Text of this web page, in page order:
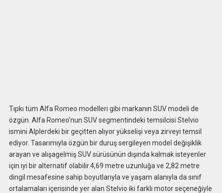
Tıpkı tüm Alfa Romeo modelleri gibi markanın SUV modeli de
özgün. Alfa Romeo’nun SUV segmentindeki temsilcisi Stelvio
ismini Alplerdeki bir geçitten alıyor yükselişi veya zirveyi temsil
ediyor. Tasarımıyla özgün bir duruş sergileyen model değişiklik
arayan ve alışagelmiş SUV sürüsünün dışında kalmak isteyenler
için iyi bir alternatif olabilir.4,69 metre uzunluğa ve 2,82 metre
dingil mesafesine sahip boyutlarıyla ve yaşam alanıyla da sınıf
ortalamaları içerisinde yer alan Stelvio iki farklı motor seçeneğiyle